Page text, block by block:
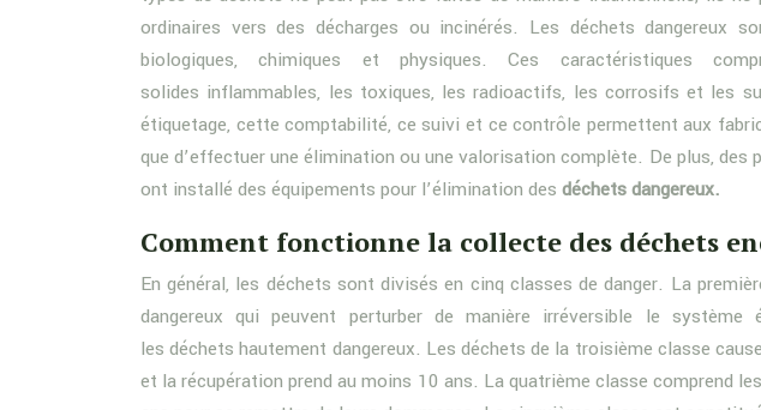
ordinaires vers des décharges ou incinérés. Les déchets dangereux
biologiques, chimiques et physiques. Ces caractéristiques
solides inflammables, les toxiques, les radioactifs, les corrosifs et les
étiquetage, cette comptabilité, ce suivi et ce contrôle permettent aux
que d’effectuer une élimination ou une valorisation complète. De plus,
ont installé des équipements pour l’élimination des déchets dangereux.
Comment fonctionne la collecte des déchets
En général, les déchets sont divisés en cinq classes de danger. La
dangereux qui peuvent perturber de manière irréversible le système
les déchets hautement dangereux. Les déchets de la troisième classe
et la récupération prend au moins 10 ans. La quatrième classe comprend